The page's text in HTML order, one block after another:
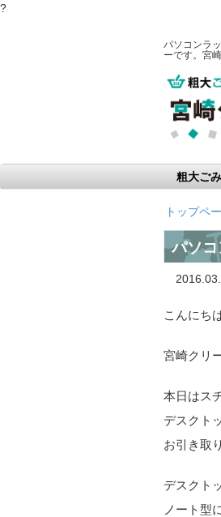
?
パソコンラ
ーです。宮
粗大ご
トップペ
パソ
こんにち
宮崎クリ
本日はス
デスクト
お引き取
デスクト
ノート型